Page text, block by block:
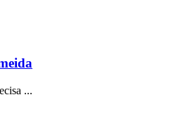
...